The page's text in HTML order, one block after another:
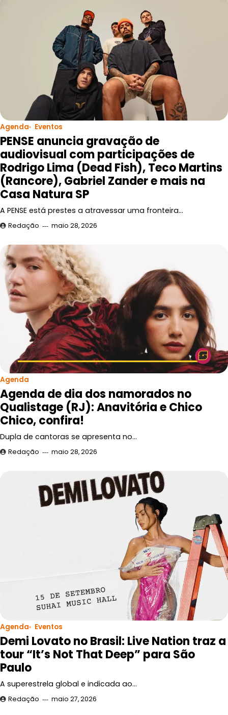
Agenda Eventos
PENSE anuncia gravação de
audiovisual com participações de
Rodrigo Lima (Dead Fish), Teco Martins
(Rancore), Gabriel Zander e mais na
Casa Natura SP
A PENSE está prestes a atravessar uma fronteira…
Redação maio 28, 2026
Agenda
Agenda de dia dos namorados no
Qualistage (RJ): Anavitória e Chico
Chico, confira!
Dupla de cantoras se apresenta no…
Redação maio 28, 2026
Agenda Eventos
Demi Lovato no Brasil: Live Nation traz a
tour “It’s Not That Deep” para São
Paulo
A superestrela global e indicada ao…
Redação maio 27, 2026